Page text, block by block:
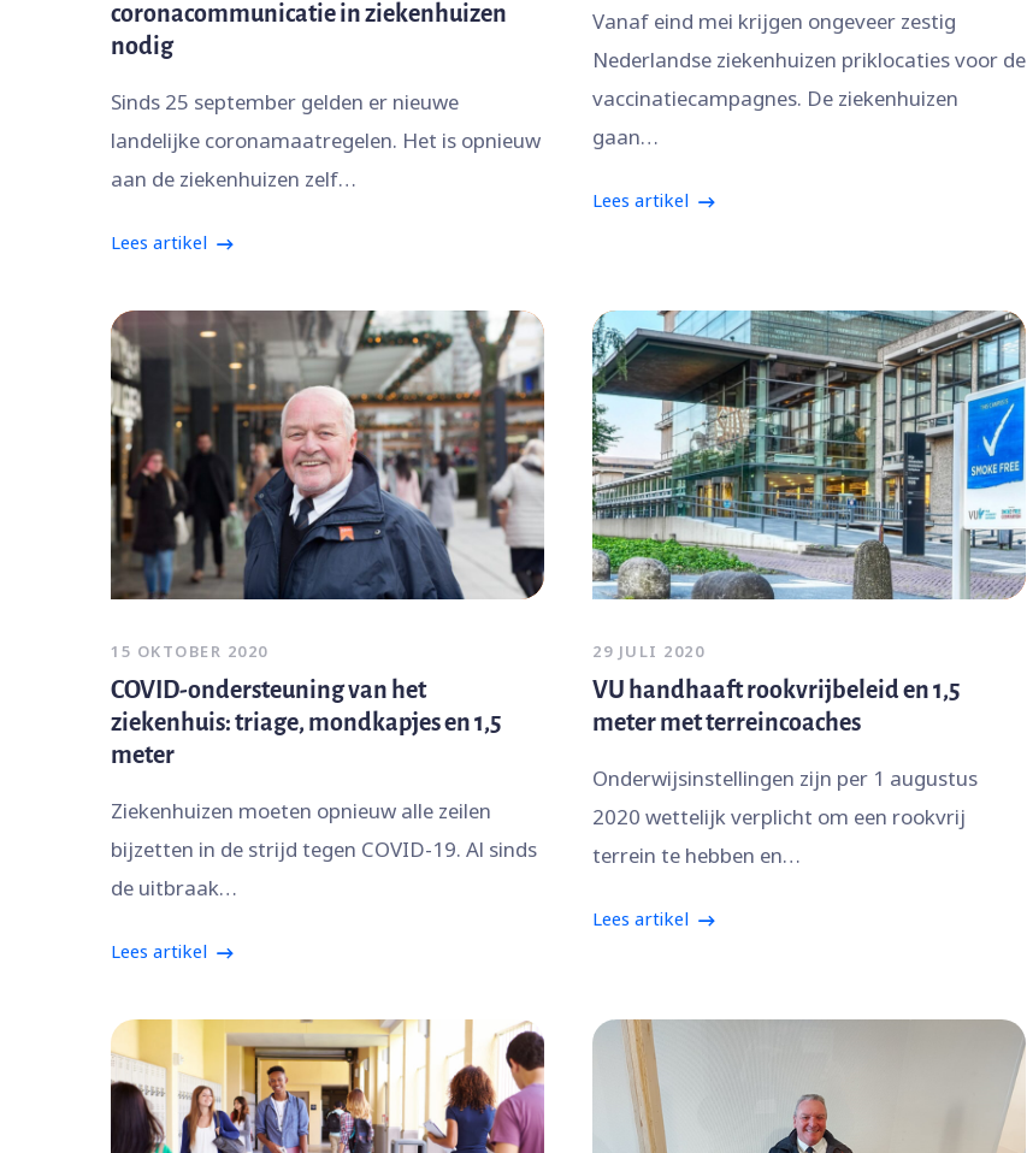
coronacommunicatie in ziekenhuizen
nodig
Sinds 25 september gelden er nieuwe
landelijke coronamaatregelen. Het is opnieuw
aan de ziekenhuizen zelf…
Lees artikel
Vanaf eind mei krijgen ongeveer zestig
Nederlandse ziekenhuizen priklocaties voor de
vaccinatiecampagnes. De ziekenhuizen
gaan…
Lees artikel
15 OKTOBER 2020
COVID-ondersteuning van het
ziekenhuis: triage, mondkapjes en 1,5
meter
Ziekenhuizen moeten opnieuw alle zeilen
bijzetten in de strijd tegen COVID-19. Al sinds
de uitbraak…
Lees artikel
29 JULI 2020
VU handhaaft rookvrijbeleid en 1,5
meter met terreincoaches
Onderwijsinstellingen zijn per 1 augustus
2020 wettelijk verplicht om een rookvrij
terrein te hebben en…
Lees artikel